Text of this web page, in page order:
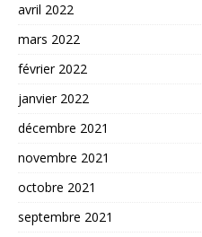
avril 2022
mars 2022
février 2022
janvier 2022
décembre 2021
novembre 2021
octobre 2021
septembre 2021